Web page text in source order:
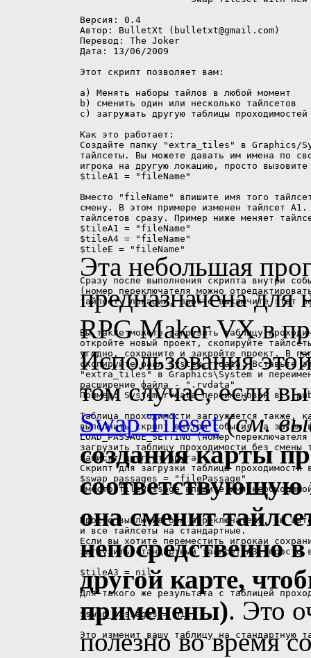
Эта небольшая
предназначена для
RPG Maker VX в
Использования
том случае, если
Swap Tileset(см.
создания карты
она сменит
непосредственно
другой карте,
применены). Это
полезно во время